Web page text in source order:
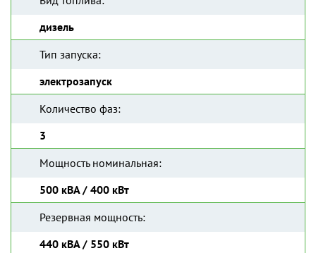
дизель
Тип запуска:
электрозапуск
Количество фаз:
3
Мощность номинальная:
500 кВА / 400 кВт
Резервная мощность:
440 кВА / 550 кВт